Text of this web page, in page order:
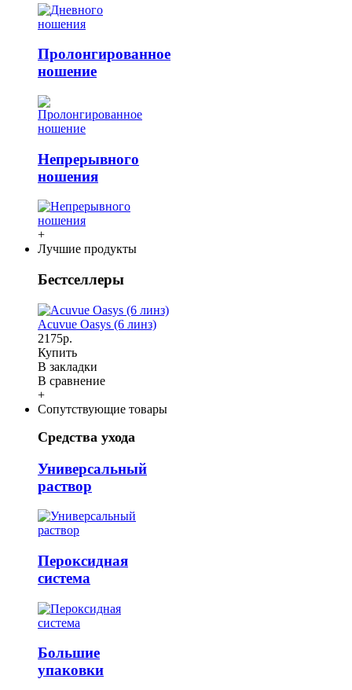
Пролонгированное
ношение
Непрерывного
ношения
+
Лучшие продукты
Бестселлеры
Acuvue Oasys (6 линз)
2175р.
Купить
В закладки
В сравнение
+
Сопутствующие товары
Средства ухода
Универсальный
раствор
Пероксидная
система
Большие
упаковки